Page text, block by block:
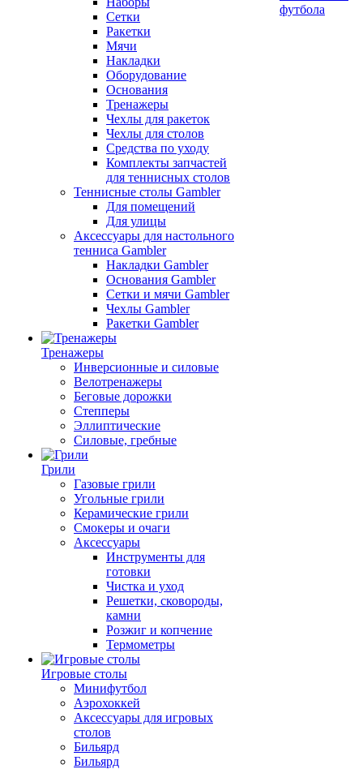
Сетки
Ракетки
Мячи
Накладки
Оборудование
Основания
Тренажеры
Чехлы для ракеток
Чехлы для столов
Средства по уходу
Комплекты запчастей
для теннисных столов
Теннисные столы Gambler
Для помещений
Для улицы
Аксессуары для настольного
тенниса Gambler
Накладки Gambler
Основания Gambler
Сетки и мячи Gambler
Чехлы Gambler
Ракетки Gambler
Тренажеры
Инверсионные и силовые
Велотренажеры
Беговые дорожки
Степперы
Эллиптические
Силовые, гребные
Грили
Газовые грили
Угольные грили
Керамические грили
Смокеры и очаги
Аксессуары
Инструменты для
готовки
Чистка и уход
Решетки, сковороды,
камни
Розжиг и копчение
Термометры
Игровые столы
Минифутбол
Аэрохоккей
Аксессуары для игровых
столов
Бильяpд
Бильяpд
футбола